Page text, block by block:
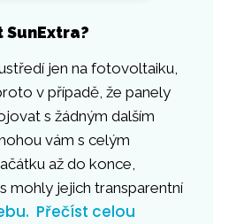
SunExtra?
jen na fotovoltaiku,
v případě, že panely
s žádným dalším
vám s celým
až do konce,
mohly jejich transparentní
Přečíst celou